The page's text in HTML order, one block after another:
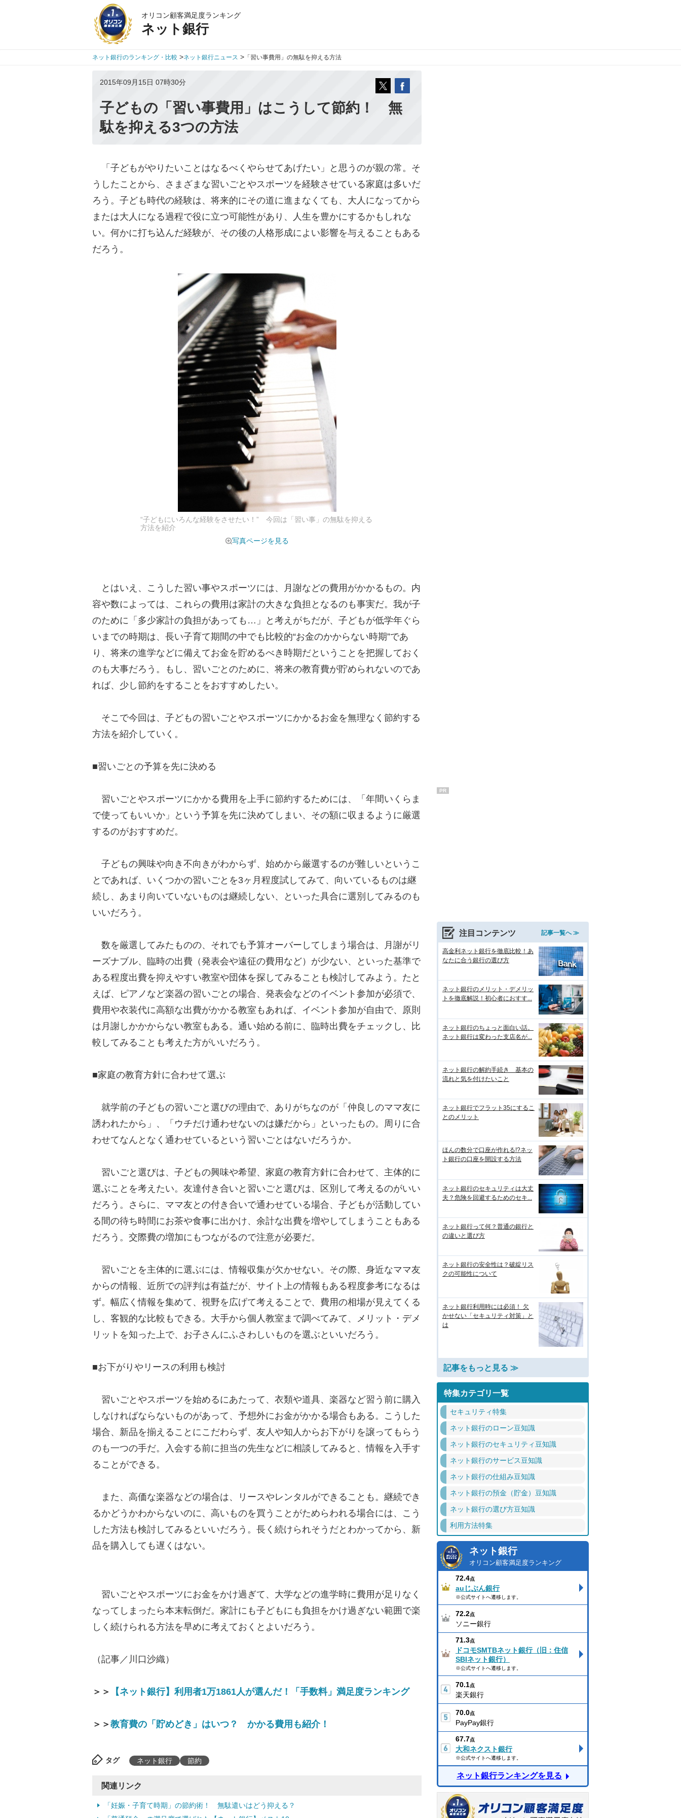
オリコン顧客満足度ランキング
ネット銀行
ネット銀行のランキング・比較 >ネット銀行ニュース > 「習い事費用」の無駄を抑える方法
2015年09月15日 07時30分
子どもの「習い事費用」はこうして節約！ 無
駄を抑える3つの方法
「子どもがやりたいことはなるべくやらせてあげたい」と思うのが親の常。そ
うしたことから、さまざまな習いごとやスポーツを経験させている家庭は多いだ
ろう。子ども時代の経験は、将来的にその道に進まなくても、大人になってから
または大人になる過程で役に立つ可能性があり、人生を豊かにするかもしれな
い。何かに打ち込んだ経験が、その後の人格形成によい影響を与えることもある
だろう。
“子どもにいろんな経験をさせたい！” 今回は「習い事」の無駄を抑える
方法を紹介
写真ページを見る
とはいえ、こうした習い事やスポーツには、月謝などの費用がかかるもの。内
容や数によっては、これらの費用は家計の大きな負担となるのも事実だ。我が子
のために「多少家計の負担があっても…」と考えがちだが、子どもが低学年ぐら
いまでの時期は、長い子育て期間の中でも比較的“お金のかからない時期”であ
り、将来の進学などに備えてお金を貯めるべき時期だということを把握しておく
のも大事だろう。もし、習いごとのために、将来の教育費が貯められないのであ
れば、少し節約をすることをおすすめしたい。
そこで今回は、子どもの習いごとやスポーツにかかるお金を無理なく節約する
方法を紹介していく。
■習いごとの予算を先に決める
習いごとやスポーツにかかる費用を上手に節約するためには、「年間いくらま
で使ってもいいか」という予算を先に決めてしまい、その額に収まるように厳選
するのがおすすめだ。
子どもの興味や向き不向きがわからず、始めから厳選するのが難しいというこ
とであれば、いくつかの習いごとを3ヶ月程度試してみて、向いているものは継
続し、あまり向いていないものは継続しない、といった具合に選別してみるのも
いいだろう。
数を厳選してみたものの、それでも予算オーバーしてしまう場合は、月謝がリ
ーズナブル、臨時の出費（発表会や遠征の費用など）が少ない、といった基準で
ある程度出費を抑えやすい教室や団体を探してみることも検討してみよう。たと
えば、ピアノなど楽器の習いごとの場合、発表会などのイベント参加が必須で、
費用や衣装代に高額な出費がかかる教室もあれば、イベント参加が自由で、原則
は月謝しかかからない教室もある。通い始める前に、臨時出費をチェックし、比
較してみることも考えた方がいいだろう。
■家庭の教育方針に合わせて選ぶ
就学前の子どもの習いごと選びの理由で、ありがちなのが「仲良しのママ友に
誘われたから」、「ウチだけ通わせないのは嫌だから」といったもの。周りに合
わせてなんとなく通わせているという習いごとはないだろうか。
習いごと選びは、子どもの興味や希望、家庭の教育方針に合わせて、主体的に
選ぶことを考えたい。友達付き合いと習いごと選びは、区別して考えるのがいい
だろう。さらに、ママ友との付き合いで通わせている場合、子どもが活動してい
る間の待ち時間にお茶や食事に出かけ、余計な出費を増やしてしまうこともある
だろう。交際費の増加にもつながるので注意が必要だ。
習いごとを主体的に選ぶには、情報収集が欠かせない。その際、身近なママ友
からの情報、近所での評判は有益だが、サイト上の情報もある程度参考になるは
ず。幅広く情報を集めて、視野を広げて考えることで、費用の相場が見えてくる
し、客観的な比較もできる。大手から個人教室まで調べてみて、メリット・デメ
リットを知った上で、お子さんにふさわしいものを選ぶといいだろう。
■お下がりやリースの利用も検討
習いごとやスポーツを始めるにあたって、衣類や道具、楽器など習う前に購入
しなければならないものがあって、予想外にお金がかかる場合もある。こうした
場合、新品を揃えることにこだわらず、友人や知人からお下がりを譲ってもらう
のも一つの手だ。入会する前に担当の先生などに相談してみると、情報を入手す
ることができる。
また、高価な楽器などの場合は、リースやレンタルができることも。継続でき
るかどうかわからないのに、高いものを買うことがためらわれる場合には、こう
した方法も検討してみるといいだろう。長く続けられそうだとわかってから、新
品を購入しても遅くはない。
習いごとやスポーツにお金をかけ過ぎて、大学などの進学時に費用が足りなく
なってしまったら本末転倒だ。家計にも子どもにも負担をかけ過ぎない範囲で楽
しく続けられる方法を早めに考えておくとよいだろう。
（記事／川口沙織）
＞＞ 【ネット銀行】利用者1万1861人が選んだ！「手数料」満足度ランキング
＞＞教育費の「貯めどき」はいつ？ かかる費用も紹介！
タグ ネット銀行 節約
関連リンク
「妊娠・子育て時期」の節約術！ 無駄遣いはどう抑える？
PR
注目コンテンツ 記事一覧へ ≫
高金利ネット銀行を徹底比較！あ
なたに合う銀行の選び方
ネット銀行のメリット・デメリッ
トを徹底解説！初心者におすす...
ネット銀行のちょっと面白い話。
ネット銀行は変わった支店名が...
ネット銀行の解約手続き 基本の
流れと気を付けたいこと
ネット銀行でフラット35にするこ
とのメリット
ほんの数分で口座が作れる!?ネッ
ト銀行の口座を開設する方法
ネット銀行のセキュリティは大丈
夫？危険を回避するためのセキ...
ネット銀行って何？普通の銀行と
の違いと選び方
ネット銀行の安全性は？破綻リス
クの可能性について
ネット銀行利用時には必須！ 欠
かせない「セキュリティ対策」と
は
記事をもっと見る ≫
特集カテゴリ一覧
セキュリティ特集
ネット銀行のローン豆知識
ネット銀行のセキュリティ豆知識
ネット銀行のサービス豆知識
ネット銀行の仕組み豆知識
ネット銀行の預金（貯金）豆知識
ネット銀行の選び方豆知識
利用方法特集
ネット銀行
オリコン顧客満足度ランキング
72.4点
auじぶん銀行
※公式サイトへ遷移します。
72.2点
ソニー銀行
71.3点
ドコモSMTBネット銀行（旧：住信
SBIネット銀行）
※公式サイトへ遷移します。
70.1点
楽天銀行
70.0点
PayPay銀行
67.7点
大和ネクスト銀行
※公式サイトへ遷移します。
ネット銀行ランキングを見る